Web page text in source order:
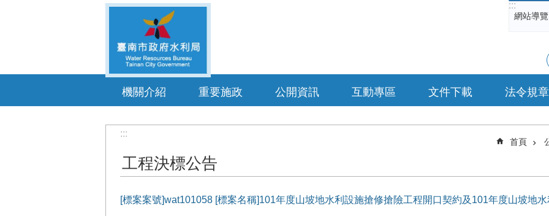
:::
網站導覽
機關介紹 重要施政 公開資訊 互動專區 文件下載 法令規章
:::
首頁
工程決標公告
[標案案號]wat101058 [標案名稱]101年度山坡地水利設施搶修搶險工程開口契約及101年度山坡地